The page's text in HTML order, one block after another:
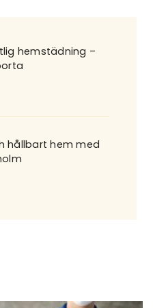
hemstädning –
hållbart hem med